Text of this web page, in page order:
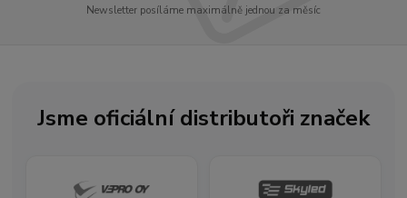
Newsletter posíláme maximálně jednou za měsíc
Jsme oficiální distributoři značek